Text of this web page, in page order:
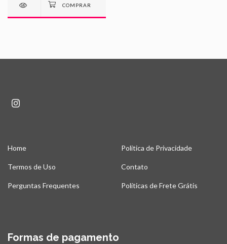
Home Politica de Privacidade
Termos de Uso Contato
Perguntas Frequentes Políticas de Frete Grátis
Formas de pagamento